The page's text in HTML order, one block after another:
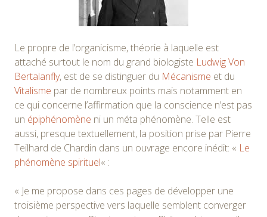
Le propre de l’organicisme, théorie à laquelle est
attaché surtout le nom du grand biologiste Ludwig Von
Bertalanfly, est de se distinguer du Mécanisme et du
Vitalisme par de nombreux points mais notamment en
ce qui concerne l’affirmation que la conscience n’est pas
un épiphénomène ni un méta phénomène. Telle est
aussi, presque textuellement, la position prise par Pierre
Teilhard de Chardin dans un ouvrage encore inédit: « Le
phénomène spirituel« :
« Je me propose dans ces pages de développer une
troisième perspective vers laquelle semblent converger